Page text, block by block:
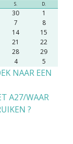
S. D.
30
1
7
8
14
15
21
22
28
29
4 5
NAAR EEN
A27/WAAR
?